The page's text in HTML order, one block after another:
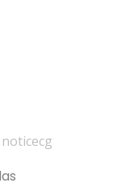
noticecg